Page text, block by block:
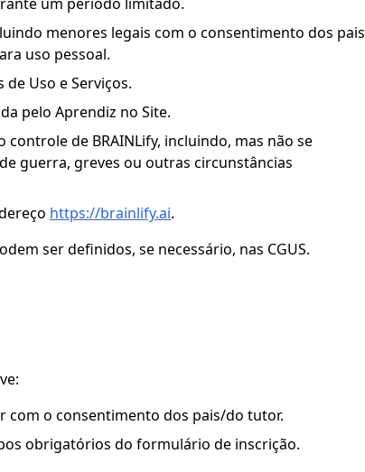
menores legais com o consentimento dos pais
uso pessoal.
de Uso e Serviços.
pelo Aprendiz no Site.
controle de BRAINLify, incluindo, mas não se
guerra, greves ou outras circunstâncias
https://brainlify.ai.
ser definidos, se necessário, nas CGUS.
com o consentimento dos pais/do tutor.
obrigatórios do formulário de inscrição.